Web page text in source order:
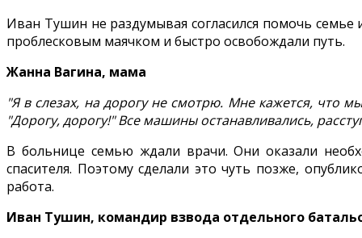
Иван Тушин не раздумывая согласился помочь
проблесковым маячком и быстро освобождали путь.
Жанна Вагина, мама
"Я в слезах, на дорогу не смотрю. Мне кажется, что
"Дорогу, дорогу!" Все машины останавливались,
В больнице семью ждали врачи. Они оказали
спасителя. Поэтому сделали это чуть позже,
работа.
Иван Тушин, командир взвода отдельного